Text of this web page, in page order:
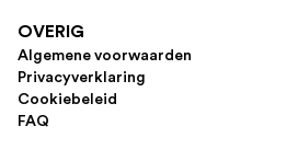
OVERIG
Algemene voorwaarden
Privacyverklaring
Cookiebeleid
FAQ